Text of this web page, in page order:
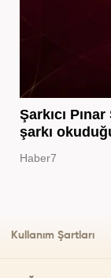
Şarkıcı
şarkı
Haber7
Kullanım Şartları